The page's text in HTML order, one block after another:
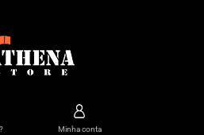
Minha conta